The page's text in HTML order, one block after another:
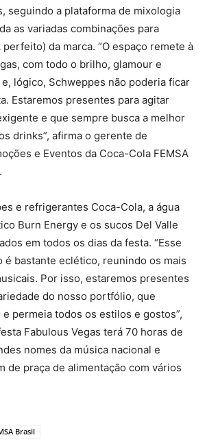
seguindo a plataforma de mixologia
as variadas combinações para
da marca. “O espaço remete à
com todo o brilho, glamour e
lógico, Schweppes não poderia ficar
Estaremos presentes para agitar
e que sempre busca a melhor
drinks”, afirma o gerente de
e Eventos da Coca-Cola FEMSA
e refrigerantes Coca-Cola, a água
Burn Energy e os sucos Del Valle
em todos os dias da festa. “Esse
é bastante eclético, reunindo os mais
Por isso, estaremos presentes
do nosso portfólio, que
permeia todos os estilos e gostos”,
Fabulous Vegas terá 70 horas de
nomes da música nacional e
de praça de alimentação com vários
Brasil